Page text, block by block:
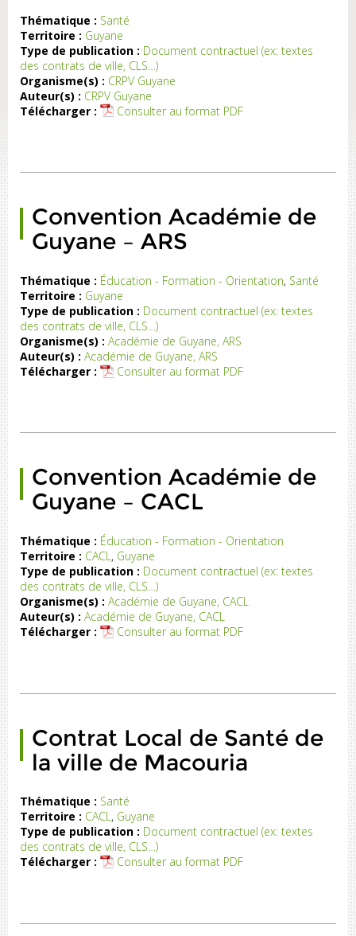
Thématique : Santé
Territoire : Guyane
Type de publication : Document contractuel (ex: textes
des contrats de ville, CLS…)
Organisme(s) : CRPV Guyane
Auteur(s) : CRPV Guyane
Télécharger :
Consulter au format PDF
Convention Académie de
Guyane – ARS
Thématique : Éducation - Formation - Orientation, Santé
Territoire : Guyane
Type de publication : Document contractuel (ex: textes
des contrats de ville, CLS…)
Organisme(s) : Académie de Guyane, ARS
Auteur(s) : Académie de Guyane, ARS
Télécharger :
Consulter au format PDF
Convention Académie de
Guyane – CACL
Thématique : Éducation - Formation - Orientation
Territoire : CACL, Guyane
Type de publication : Document contractuel (ex: textes
des contrats de ville, CLS…)
Organisme(s) : Académie de Guyane, CACL
Auteur(s) : Académie de Guyane, CACL
Télécharger :
Consulter au format PDF
Contrat Local de Santé de
la ville de Macouria
Thématique : Santé
Territoire : CACL, Guyane
Type de publication : Document contractuel (ex: textes
des contrats de ville, CLS…)
Télécharger :
Consulter au format PDF